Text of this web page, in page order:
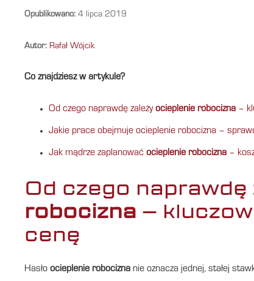
Opublikowano: 4 lipca 2019
Autor: Rafał Wójcik
Co znajdziesz w artykule?
Od czego naprawdę zależyocieplenie robocizna –
Jakie prace obejmuje ocieplenie robocizna –
Jak mądrze zaplanować ocieplenie robocizna –
Od czego naprawdę
robocizna –
cenę
Hasło ocieplenie robocizna nie oznacza jednej, stałej